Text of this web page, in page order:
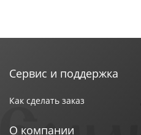
Сервис и поддержка
Как сделать заказ
О компании